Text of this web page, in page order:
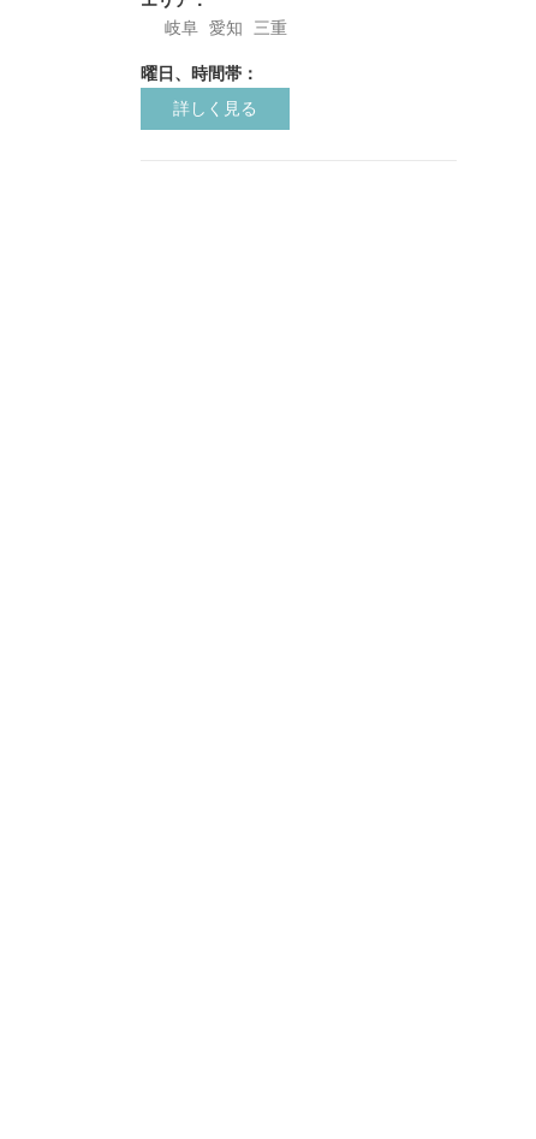
岐阜 愛知 三重
曜日、時間帯：
詳しく見る